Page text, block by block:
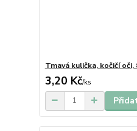
Tmavá kulička, kočičí oči,
3,20 Kč/ks